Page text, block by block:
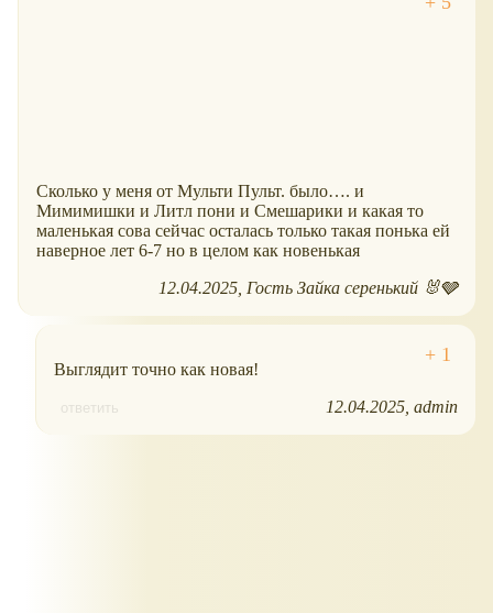
Сколько у меня от Мульти Пульт. было…. и
Мимимишки и Литл пони и Смешарики и какая то
маленькая сова сейчас осталась только такая понька ей
наверное лет 6-7 но в целом как новенькая
12.04.2025 Гость Зайка серенький 🐰🩶
Выглядит точно как новая!
ответить 12.04.2025 admin